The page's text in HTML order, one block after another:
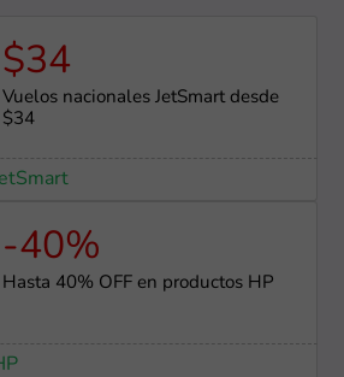
$34
Vuelos nacionales JetSmart desde
$34
-40%
Hasta 40% OFF en productos HP